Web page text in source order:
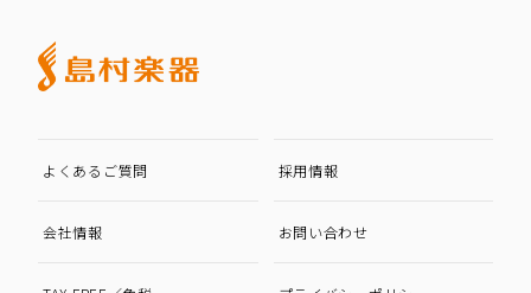
よくあるご質問 採用情報
会社情報 お問い合わせ